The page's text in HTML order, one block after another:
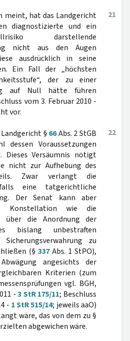
21
meint, hat das Landgericht
diagnostizierte und ein
darstellende
nicht aus den Augen
ausdrücklich in seine
Ein Fall der „höchsten
der zu einer
auf Null hätte führen
vom 3. Februar 2010 -
vor.
22
§ 66Abs. 2 StGB
dessen Voraussetzungen
Versäumnis nötigt
nicht zur Aufhebung des
Zwar verlangt die
eine tatgerichtliche
Der Senat kann aber
Konstellation wie die
über die Anordnung der
bislang unbestraften
zu
(§ 337 Abs. 1 StPO),
angesichts der
Kriterien (zum
vgl. BGH,
-3 StR 175/11; Beschluss
- 1 StR 515/14; jeweils aaO)
wäre, das von dem zu §
abgewichen wäre.